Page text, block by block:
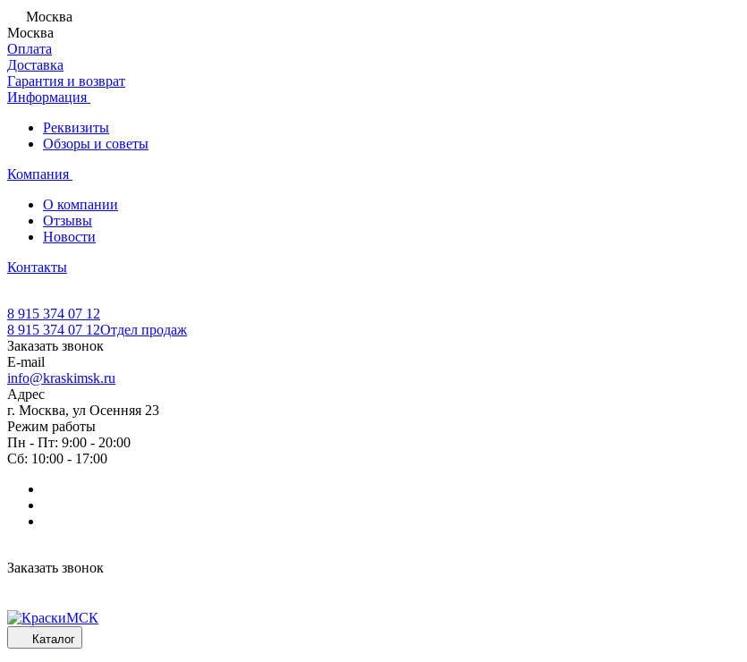
Москва
Москва
Оплата
Доставка
Гарантия и возврат
Информация
Реквизиты
Обзоры и советы
Компания
О компании
Отзывы
Новости
Контакты
8 915 374 07 12
8 915 374 07 12Отдел продаж
Заказать звонок
E-mail
info@kraskimsk.ru
Адрес
г. Москва, ул Осенняя 23
Режим работы
Пн - Пт: 9:00 - 20:00
Сб: 10:00 - 17:00
Заказать звонок
Каталог